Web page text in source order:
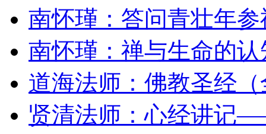
南怀瑾：答问青壮年
南怀瑾：禅与生命的
道海法师：佛教圣经
贤清法师：心经讲记